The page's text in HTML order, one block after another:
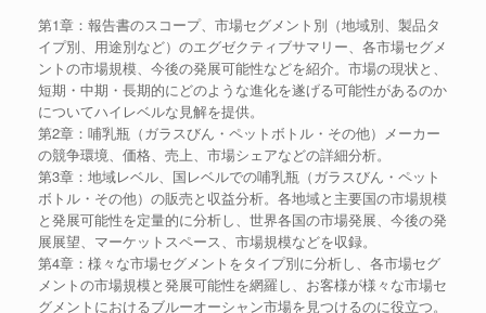
第1章：報告書のスコープ、市場セグメント別（地域別、製品タ
イプ別、用途別など）のエグゼクティブサマリー、各市場セグメ
ントの市場規模、今後の発展可能性などを紹介。市場の現状と、
短期・中期・長期的にどのような進化を遂げる可能性があるのか
についてハイレベルな見解を提供。
第2章：哺乳瓶（ガラスびん・ペットボトル・その他）メーカー
の競争環境、価格、売上、市場シェアなどの詳細分析。
第3章：地域レベル、国レベルでの哺乳瓶（ガラスびん・ペット
ボトル・その他）の販売と収益分析。各地域と主要国の市場規模
と発展可能性を定量的に分析し、世界各国の市場発展、今後の発
展展望、マーケットスペース、市場規模などを収録。
第4章：様々な市場セグメントをタイプ別に分析し、各市場セグ
メントの市場規模と発展可能性を網羅し、お客様が様々な市場セ
グメントにおけるブルーオーシャン市場を見つけるのに役立つ。